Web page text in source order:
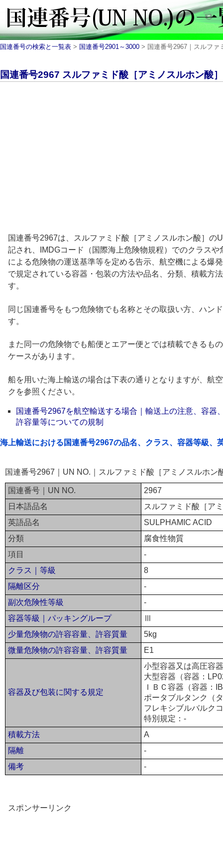
国連番号の検索と一覧表 > 国連番号2901～3000 > 国連番号2967｜スルファ
国連番号2967 スルファミド酸［アミノスルホン酸
国連番号2967は、スルファミド酸［アミノスルホン酸］の
記され、IMDGコード（国際海上危険物規程）でのクラス
による危険物の運送基準等を定める告示、航空機による爆
で規定されている容器・包装の方法や品名、分類、積載方
す。
同じ国連番号をもつ危険物でも名称とその取扱い方、ハン
す。
また同一の危険物でも船便とエアー便とでは積載できるも
ケースがあります。
船を用いた海上輸送の場合は下表の通りとなりますが、航
クを参照ください。
国連番号2967を航空輸送する場合｜輸送上の注意、容器
許容量等についての規制
海上輸送における国連番号2967の品名、クラス、容器等級、
国連番号2967｜UN NO.｜スルファミド酸［アミノスルホン
国連番号｜UN NO.
2967
日本語品名
スルファミド酸［ア
英語品名
SULPHAMIC ACID
分類
腐食性物質
項目
-
クラス｜等級
8
隔離区分
-
副次危険性等級
-
容器等級｜パッキングループ
Ⅲ
少量危険物の許容容量、許容質量
5kg
微量危険物の許容容量、許容質量
E1
容器及び包装に関する規定
小型容器又は高圧容
大型容器（容器：
ＩＢＣ容器（容器：
ポータブルタンク（
フレキシブルバルク
特別規定：-
積載方法
A
隔離
-
備考
-
スポンサーリンク